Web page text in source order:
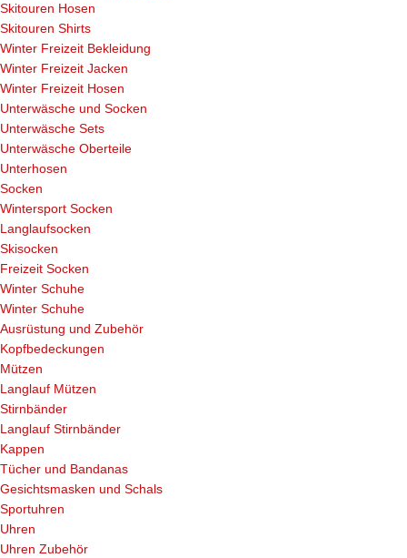
Skitouren Hosen
Skitouren Shirts
Winter Freizeit Bekleidung
Winter Freizeit Jacken
Winter Freizeit Hosen
Unterwäsche und Socken
Unterwäsche Sets
Unterwäsche Oberteile
Unterhosen
Socken
Wintersport Socken
Langlaufsocken
Skisocken
Freizeit Socken
Winter Schuhe
Winter Schuhe
Ausrüstung und Zubehör
Kopfbedeckungen
Mützen
Langlauf Mützen
Stirnbänder
Langlauf Stirnbänder
Kappen
Tücher und Bandanas
Gesichtsmasken und Schals
Sportuhren
Uhren
Uhren Zubehör